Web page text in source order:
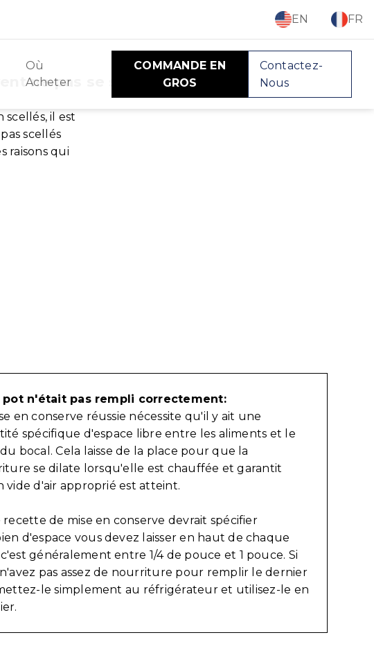
EN FR
Où
Acheter
COMMANDE EN
GROS
Contactez-
Nous
ne pas se sceller
il est
scellés
raisons qui
pot n'était pas rempli correctement:
en conserve réussie nécessite qu'il y ait une
spécifique d'espace libre entre les aliments et le
bocal. Cela laisse de la place pour que la
se dilate lorsqu'elle est chauffée et garantit
vide d'air approprié est atteint.
recette de mise en conserve devrait spécifier
d'espace vous devez laisser en haut de chaque
généralement entre 1/4 de pouce et 1 pouce. Si
pas assez de nourriture pour remplir le dernier
le simplement au réfrigérateur et utilisez-le en